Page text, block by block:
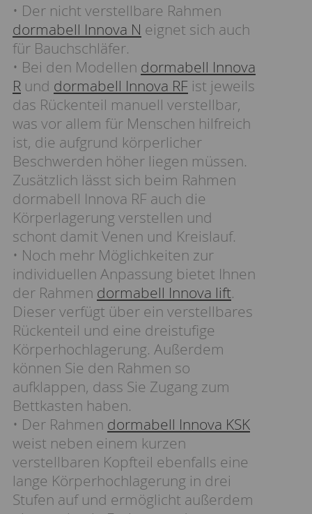
• Der nicht verstellbare Rahmen
dormabell Innova N eignet sich auch
für Bauchschläfer.
• Bei den Modellen dormabell Innova
R und dormabell Innova RF ist jeweils
das Rückenteil manuell verstellbar,
was vor allem für Menschen hilfreich
ist, die aufgrund körperlicher
Beschwerden höher liegen müssen.
Zusätzlich lässt sich beim Rahmen
dormabell Innova RF auch die
Körperlagerung verstellen und
schont damit Venen und Kreislauf.
• Noch mehr Möglichkeiten zur
individuellen Anpassung bietet Ihnen
der Rahmen dormabell Innova lift.
Dieser verfügt über ein verstellbares
Rückenteil und eine dreistufige
Körperhochlagerung. Außerdem
können Sie den Rahmen so
aufklappen, dass Sie Zugang zum
Bettkasten haben.
• Der Rahmen dormabell Innova KSK
weist neben einem kurzen
verstellbaren Kopfteil ebenfalls eine
lange Körperhochlagerung in drei
Stufen auf und ermöglicht außerdem